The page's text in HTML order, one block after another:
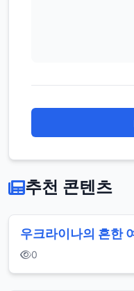
추천 콘텐츠
우크라이나의 흔한
0